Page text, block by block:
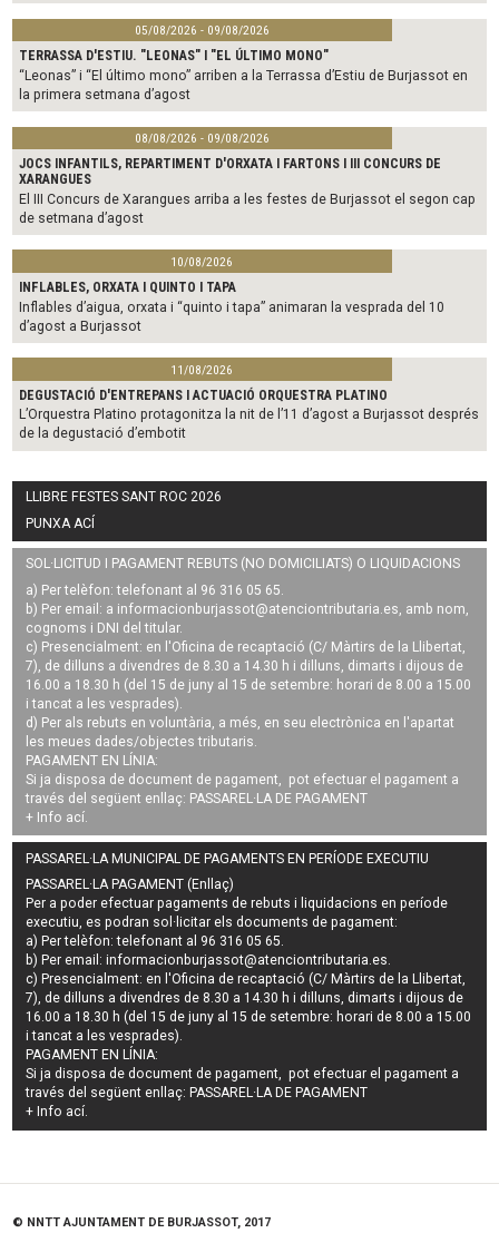
05/08/2026 - 09/08/2026
TERRASSA D'ESTIU. "LEONAS" I "EL ÚLTIMO MONO"
“Leonas” i “El último mono” arriben a la Terrassa d’Estiu de Burjassot en
la primera setmana d’agost
08/08/2026 - 09/08/2026
JOCS INFANTILS, REPARTIMENT D'ORXATA I FARTONS I III CONCURS DE
XARANGUES
El III Concurs de Xarangues arriba a les festes de Burjassot el segon cap
de setmana d’agost
10/08/2026
INFLABLES, ORXATA I QUINTO I TAPA
Inflables d’aigua, orxata i “quinto i tapa” animaran la vesprada del 10
d’agost a Burjassot
11/08/2026
DEGUSTACIÓ D'ENTREPANS I ACTUACIÓ ORQUESTRA PLATINO
L’Orquestra Platino protagonitza la nit de l’11 d’agost a Burjassot després
de la degustació d’embotit
LLIBRE FESTES SANT ROC 2026
PUNXA ACÍ
SOL·LICITUD I PAGAMENT REBUTS (NO DOMICILIATS) O LIQUIDACIONS
a) Per telèfon: telefonant al 96 316 05 65.
b) Per email: a informacionburjassot@atenciontributaria.es, amb nom,
cognoms i DNI del titular.
c) Presencialment: en l'Oficina de recaptació (C/ Màrtirs de la Llibertat,
7), de dilluns a divendres de 8.30 a 14.30 h i dilluns, dimarts i dijous de
16.00 a 18.30 h (del 15 de juny al 15 de setembre: horari de 8.00 a 15.00
i tancat a les vesprades).
d) Per als rebuts en voluntària, a més, en seu electrònica en l'apartat
les meues dades/objectes tributaris.
PAGAMENT EN LÍNIA:
Si ja disposa de document de pagament, pot efectuar el pagament a
través del següent enllaç: PASSAREL·LA DE PAGAMENT
+ Info ací.
PASSAREL·LA MUNICIPAL DE PAGAMENTS EN PERÍODE EXECUTIU
PASSAREL·LA PAGAMENT (Enllaç)
Per a poder efectuar pagaments derebuts i liquidacions en període
executiu, es podran sol·licitar els documents de pagament:
a) Per telèfon: telefonant al 96 316 05 65.
b) Per email:informacionburjassot@atenciontributaria.es.
c) Presencialment: en l'Oficina de recaptació (C/ Màrtirs de la Llibertat,
7), de dilluns a divendres de 8.30 a 14.30 h i dilluns, dimarts i dijous de
16.00 a 18.30 h (del 15 de juny al 15 de setembre: horari de 8.00 a 15.00
i tancat a les vesprades).
PAGAMENT EN LÍNIA:
Si ja disposa de document de pagament, pot efectuar el pagament a
través del següent enllaç: PASSAREL·LA DE PAGAMENT
+ Info ací.
© NNTT AJUNTAMENT DE BURJASSOT, 2017